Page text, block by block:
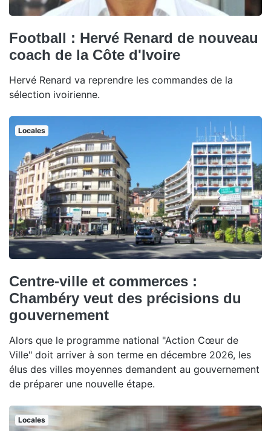
Football : Hervé Renard de nouveau
coach de la Côte d'Ivoire
Hervé Renard va reprendre les commandes de la
sélection ivoirienne.
Locales
Centre-ville et commerces :
Chambéry veut des précisions du
gouvernement
Alors que le programme national "Action Cœur de
Ville" doit arriver à son terme en décembre 2026, les
élus des villes moyennes demandent au gouvernement
de préparer une nouvelle étape.
Locales